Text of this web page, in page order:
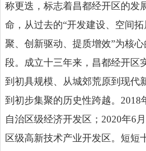
称更迭，标志着昌都经开区的发
命，从过去的“开发建设、空间拓
聚、创新驱动、提质增效”为核
段。成立十三年来，昌都经开区
到初具规模、从城郊荒原到现代
到初步集聚的历史性跨越。2018
自治区级经济开发区；2020年6
区级高新技术产业开发区。短短